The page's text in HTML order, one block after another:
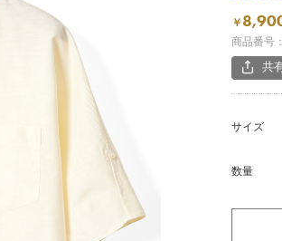
￥
商品番号
共
サイズ
数量